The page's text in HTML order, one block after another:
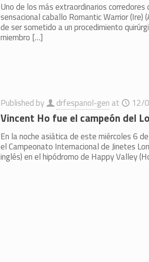
Uno de los más extraordinarios
sensacional caballo Romantic Warrior (Ire)
de ser sometido a un procedimiento
miembro […]
Published by drfespanol-gen at 12/
Vincent Ho fue el campeón del
En la noche asiática de este miércoles 6
el Campeonato Internacional de Jinetes
inglés) en el hipódromo de Happy Valley